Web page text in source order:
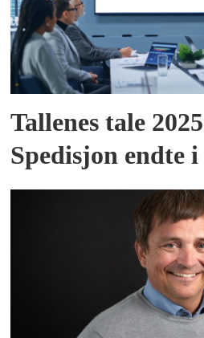
Tallenes tale
Spedisjon endte